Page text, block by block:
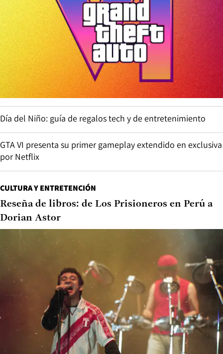
Día del Niño: guía de regalos tech y de entretenimiento
GTA VI presenta su primer gameplay extendido en exclusiva
por Netflix
CULTURA Y ENTRETENCIÓN
Reseña de libros: de Los Prisioneros en Perú a
Dorian Astor